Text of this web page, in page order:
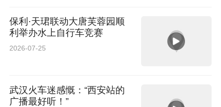
保利·天珺联动大唐芙蓉园顺
利举办水上自行车竞赛
2026-07-25
武汉火车迷感慨：“西安站的
广播最好听！”